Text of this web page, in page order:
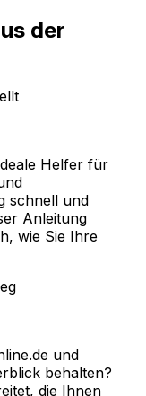
der
Helfer für
schnell und
Anleitung
wie Sie Ihre
und
behalten?
die Ihnen